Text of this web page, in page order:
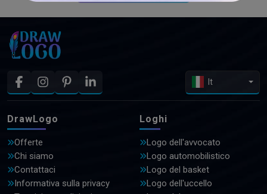
It
DrawLogo
Offerte
Chi siamo
Contattaci
Informativa sulla privacy
Loghi
Logo dell'avvocato
Logo automobilistico
Logo del basket
Logo dell'uccello